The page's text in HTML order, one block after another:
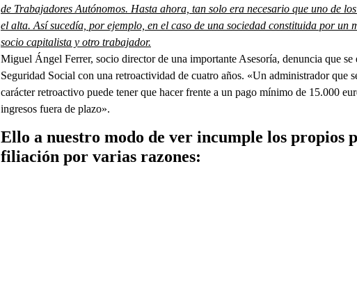
de Trabajadores Autónomos. Hasta ahora, tan solo era necesario que uno de
el alta. Así sucedía, por ejemplo, en el caso de una sociedad constituida por un
socio capitalista y otro trabajador.
Miguel Ángel Ferrer, socio director de una importante Asesoría, denuncia que se
Seguridad Social con una retroactividad de cuatro años. «Un administrador que
carácter retroactivo puede tener que hacer frente a un pago mínimo de 15.000
ingresos fuera de plazo».
Ello a nuestro modo de ver incumple los propios
filiación por varias razones: